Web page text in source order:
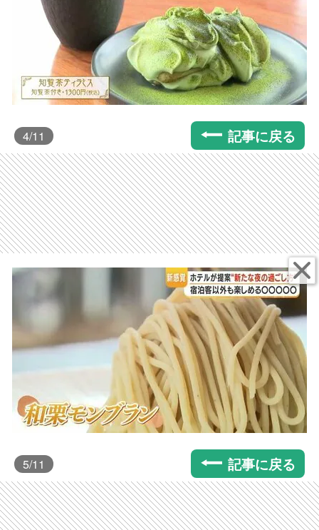
4/11 記事に戻る
5/11 記事に戻る